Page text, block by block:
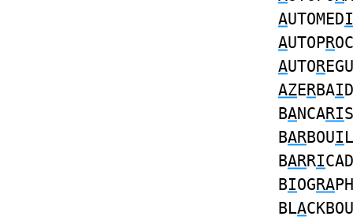
AUTOMEDI
AUTOPR
AUTOR
AZERBAI
BANCARI
BARBOUI
BARRI
BIOGRA
BLA